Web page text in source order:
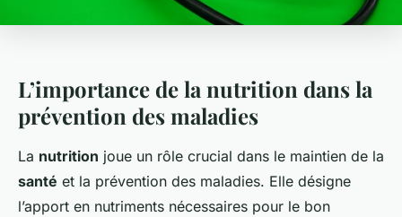
L’importance de la nutrition dans la
prévention des maladies
La nutrition joue un rôle crucial dans le maintien de la
santé et la prévention des maladies. Elle désigne
l’apport en nutriments nécessaires pour le bon